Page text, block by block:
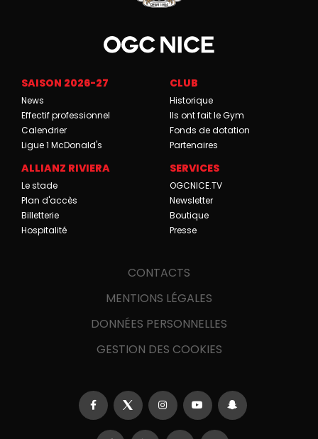
SAISON 2026-27
News
Effectif professionnel
Calendrier
Ligue 1 McDonald's
CLUB
Historique
Ils ont fait le Gym
Fonds de dotation
Partenaires
ALLIANZ RIVIERA
Le stade
Plan d'accès
Billetterie
Hospitalité
SERVICES
OGCNICE.TV
Newsletter
Boutique
Presse
CONTACTS
MENTIONS LÉGALES
DONNÉES PERSONNELLES
GESTION DES COOKIES